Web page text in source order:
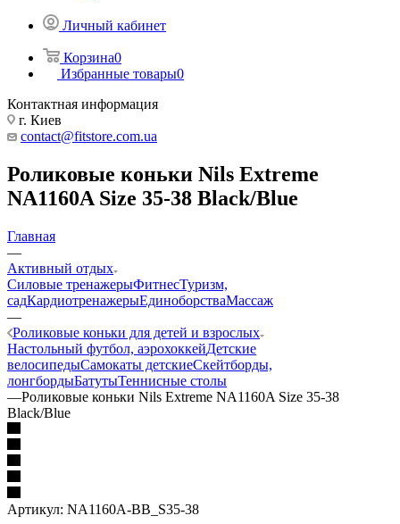
Личный кабинет
Корзина0
Избранные товары0
Контактная информация
г. Киев
contact@fitstore.com.ua
Роликовые коньки Nils Extreme
NA1160A Size 35-38 Black/Blue
Главная
—
Активный отдых
Силовые тренажерыФитнесТуризм,
садКардиотренажерыЕдиноборстваМассаж
—
Роликовые коньки для детей и взрослых
Настольный футбол, аэрохоккейДетские
велосипедыСамокаты детскиеСкейтборды,
лонгбордыБатутыТеннисные столы
—Роликовые коньки Nils Extreme NA1160A Size 35-38
Black/Blue
Артикул: NA1160A-BB_S35-38